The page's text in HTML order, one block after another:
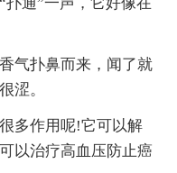
气扑鼻而来，闻了就
涩。
多作用呢!它可以解
以治疗高血压防止癌